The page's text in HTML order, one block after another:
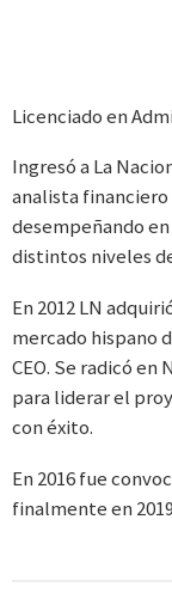
Licenciado en
Ingresó a La
analista financiero
desempeñando
distintos niveles
En 2012 LN
mercado hispano
CEO. Se radicó en
para liderar el
con éxito.
En 2016 fue
finalmente en